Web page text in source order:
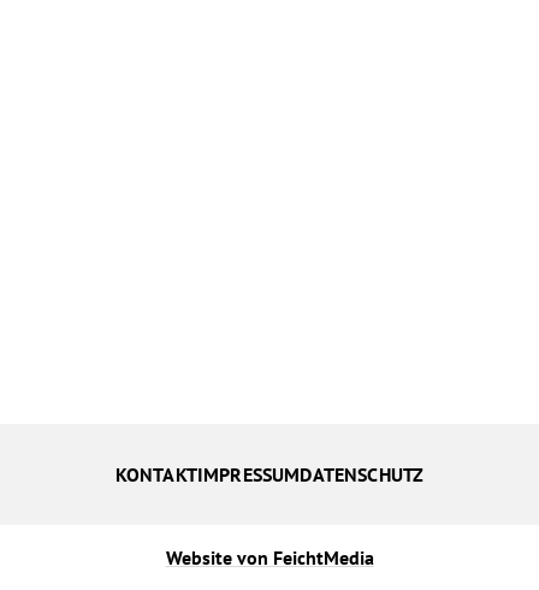
KONTAKTIMPRESSUMDATENSCHUTZ
Website von FeichtMedia